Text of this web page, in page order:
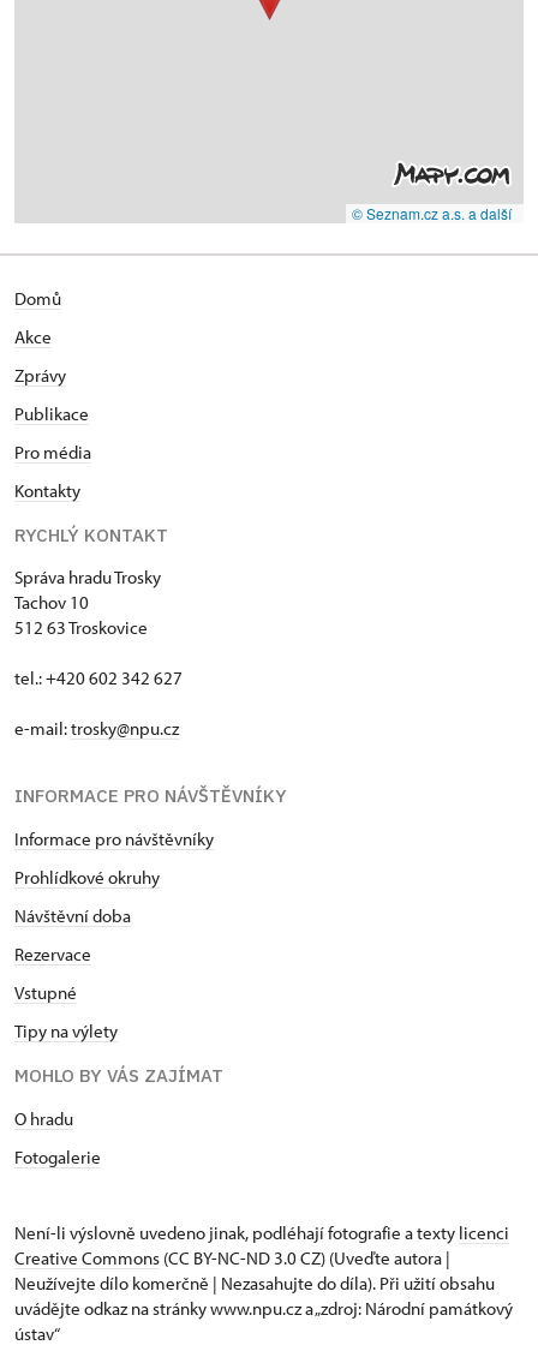
© Seznam.cz a.s. a další
Domů
Akce
Zprávy
Publikace
Pro média
Kontakty
RYCHLÝ KONTAKT
Správa hradu Trosky
Tachov 10
512 63 Troskovice
tel.: +420 602 342 627
e-mail:trosky@npu.cz
INFORMACE PRO NÁVŠTĚVNÍKY
Informace pro návštěvníky
Prohlídkové okruhy
Návštěvní doba
Rezervace
Vstupné
Tipy na výlety
MOHLO BY VÁS ZAJÍMAT
O hradu
Fotogalerie
Není-li výslovně uvedeno jinak, podléhají fotografie a texty licenci
Creative Commons (CC BY-NC-ND 3.0 CZ) (Uveďte autora |
Neužívejte dílo komerčně | Nezasahujte do díla). Při užití obsahu
uvádějte odkaz na stránky www.npu.cz a „zdroj: Národní památkový
ústav“